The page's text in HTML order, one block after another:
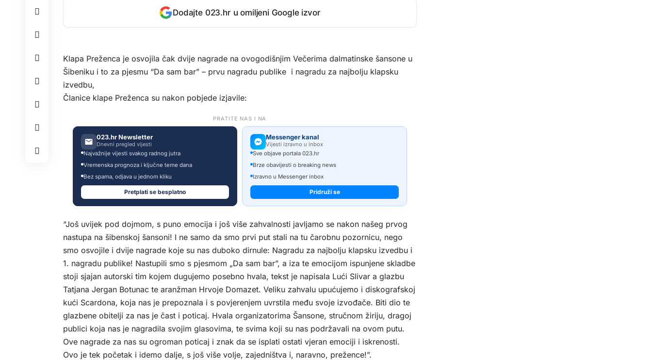
Dodajte 023.hr u omiljeni Google izvor
Klapa Preženca je osvojila čak dvije nagrade na ovogodišnjim Večerima dalmatinske šansone u
Šibeniku i to za pjesmu “Da sam bar” – prvu nagradu publike i nagradu za najbolju klapsku
izvedbu,
Članice klape Preženca su nakon pobjede izjavile:
PRATITE NAS I NA
023.hr Newsletter
Dnevni pregled vijesti
Najvažnije vijesti svakog radnog jutra
Vremenska prognoza i ključne teme dana
Bez spama, odjava u jednom kliku
Pretplati se besplatno
Messenger kanal
Vijesti izravno u inbox
Sve objave portala 023.hr
Brze obavijesti o breaking news
Izravno u Messenger inbox
Pridruži se
“Još uvijek pod dojmom, s puno emocija i još više zahvalnosti javljamo se nakon našeg prvog
nastupa na šibenskoj šansoni! I ne samo da smo prvi put stali na tu čarobnu pozornicu, nego
smo osvojile i dvije nagrade koje su nas duboko dirnule: Nagradu za najbolju klapsku izvedbu i
1. nagradu publike! Nastupili smo s pjesmom „Da sam bar”, a iza te emocijom ispunjene skladbe
stoji sjajan autorski tim kojem dugujemo posebno hvala, tekst je napisala Lući Slivar a glazbu
Tatjana Jergan Botunac te aranžman Hrvoje Domazet. Veliku zahvalu upućujemo i diskografskoj
kući Scardona, koja nas je prepoznala i s povjerenjem uvrstila među svoje izvođače. Biti dio te
glazbene obitelji za nas je čast i poticaj. Hvala organizatorima Šansone, stručnom žiriju, dragoj
publici koja nas je nagradila svojim glasovima, te svima koji su nas podržavali na ovom putu.
Ove nagrade za nas su ogroman poticaj i znak da se isplati ostati vjeran emociji i iskrenosti.
Ovo je tek početak i idemo dalje, s još više volje, zajedništva i, naravno, prežence!”.